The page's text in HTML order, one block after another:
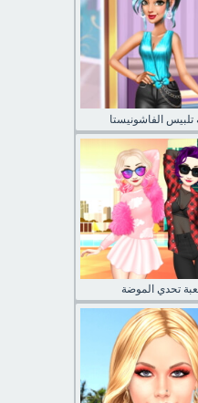
تلبيس الفاشونيستا
تحدي الموضة